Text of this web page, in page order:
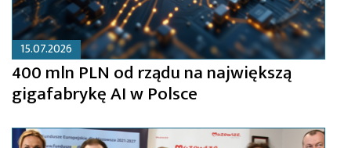
15.07.2026
400 mln PLN od rządu na największą
gigafabrykę AI w Polsce